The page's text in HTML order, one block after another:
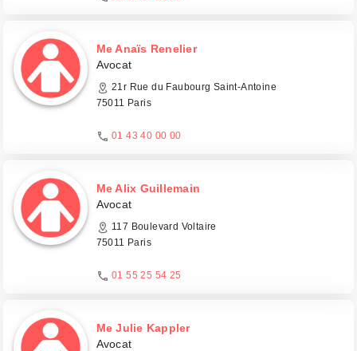
Me Anaïs Renelier
Avocat
21r Rue du Faubourg Saint-Antoine
75011 Paris
01 43 40 00 00
Me Alix Guillemain
Avocat
117 Boulevard Voltaire
75011 Paris
01 55 25 54 25
Me Julie Kappler
Avocat